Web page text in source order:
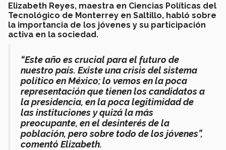
Elizabeth Reyes, maestra en Ciencias Políticas del
Tecnológico de Monterrey en Saltillo, habló sobre
la importancia de los jóvenes y su participación
activa en la sociedad.
“Este año es crucial para el futuro de
nuestro país. Existe una crisis del sistema
político en México; lo vemos en la poca
representación que tienen los candidatos a
la presidencia, en la poca legitimidad de
las instituciones y quizá la más
preocupante, en el desinterés de la
población, pero sobre todo de los jóvenes”,
comentó Elizabeth.